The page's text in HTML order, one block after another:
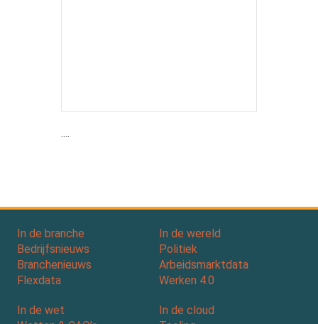
....
In de branche
Bedrijfsnieuws
Branchenieuws
Flexdata
In de wereld
Politiek
Arbeidsmarktdata
Werken 4.0
In de wet
In de cloud